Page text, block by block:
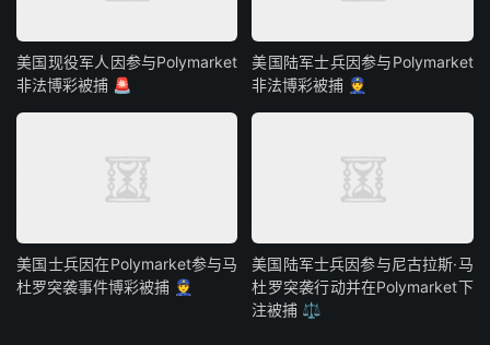
美国现役军人因参与Polymarket
非法博彩被捕 🚨
美国陆军士兵因参与Polymarket
非法博彩被捕 👮
美国士兵因在Polymarket参与马
杜罗突袭事件博彩被捕 👮
美国陆军士兵因参与尼古拉斯·马
杜罗突袭行动并在Polymarket下
注被捕 ⚖️